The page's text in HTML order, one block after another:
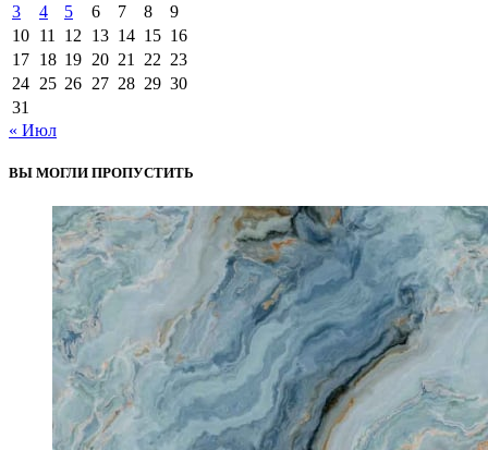
3
4 5 6 7 8
9
10 11 12 13 14 15 16
17 18 19 20 21 22 23
24 25 26 27 28 29 30
31
« Июл
ВЫ МОГЛИ ПРОПУСТИТЬ